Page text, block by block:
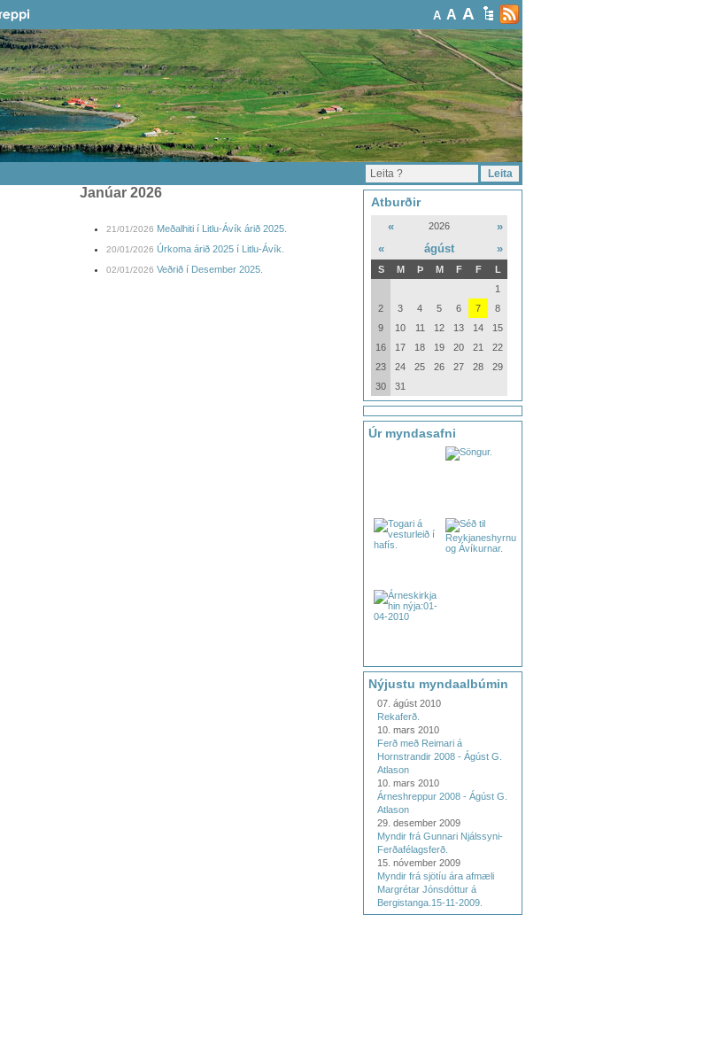
A A A
janúar 2026
21/01/2026 Meðalhiti í Litlu-Ávík árið 2025.
20/01/2026 Úrkoma árið 2025 í Litlu-Ávík.
02/01/2026 Veðrið í Desember 2025.
Atburðir
« 2026
»
«
ágúst »
S M Þ M F F
L
1
2
3 4 5 6 7
8
9
10 11 12 13 14
15
16
17 18 19 20 21
22
23
24 25 26 27 28
29
30
31
Úr myndasafni
Nýjustu myndaalbúmin
07. ágúst 2010
Rekaferð.
10. mars 2010
Ferð með Reimari á
Hornstrandir 2008 - Ágúst G.
Atlason
10. mars 2010
Árneshreppur 2008 - Ágúst G.
Atlason
29. desember 2009
Myndir frá Gunnari Njálssyni-
Ferðafélagsferð.
15. nóvember 2009
Myndir frá sjötíu ára afmæli
Margrétar Jónsdóttur á
Bergistanga.15-11-2009.